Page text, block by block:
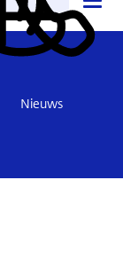
Mijn
DNB
Contact
Nieuws